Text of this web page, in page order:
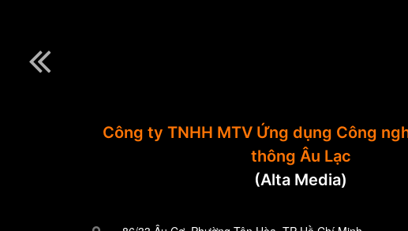
Công ty TNHH MTV Ứng dụng Công
thông Âu Lạc
(Alta Media)